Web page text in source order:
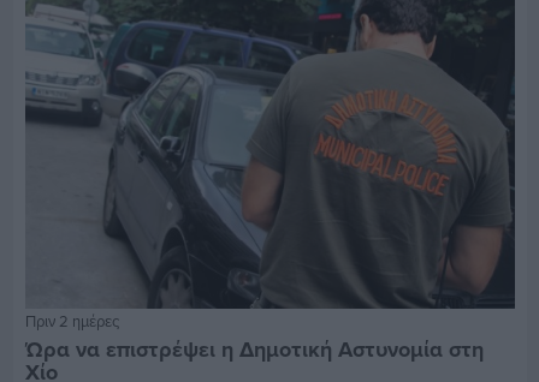
Πριν 2 ημέρες
Ώρα να επιστρέψει η Δημοτική Αστυνομία στη
Χίο